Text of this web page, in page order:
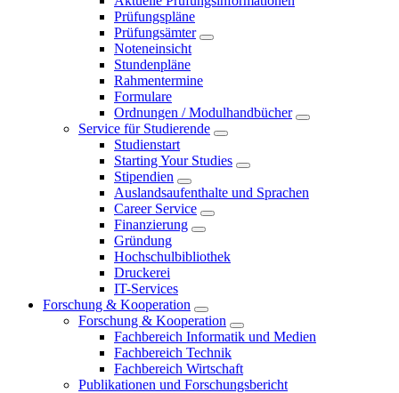
Prüfungspläne
Prüfungsämter
Noteneinsicht
Stundenpläne
Rahmentermine
Formulare
Ordnungen / Modulhandbücher
Service für Studierende
Studienstart
Starting Your Studies
Stipendien
Auslandsaufenthalte und Sprachen
Career Service
Finanzierung
Gründung
Hochschulbibliothek
Druckerei
IT-Services
Forschung & Kooperation
Forschung & Kooperation
Fachbereich Informatik und Medien
Fachbereich Technik
Fachbereich Wirtschaft
Publikationen und Forschungsbericht